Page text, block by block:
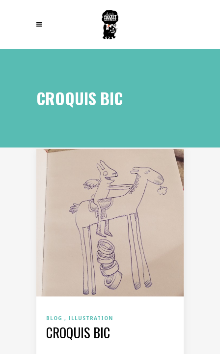
CROQUIS BIC
BLOG ILLUSTRATION
CROQUIS BIC